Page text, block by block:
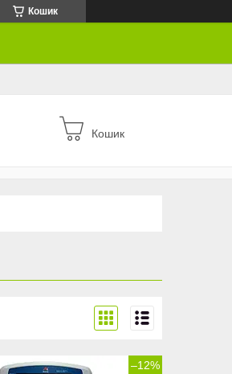
Кошик
Кошик
–12%